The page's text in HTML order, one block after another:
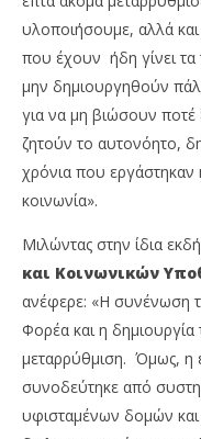
υλοποιήσουμε, αλλά και
που έχουν ήδη γίνει τα
μην δημιουργηθούν
για να μη βιώσουν ποτέ
ζητούν το αυτονόητο,
χρόνια που εργάστηκαν
κοινωνία».
Μιλώντας στην ίδια
και Κοινωνικών
ανέφερε: «Η συνένωση
Φορέα και η
μεταρρύθμιση. Όμως, η
συνοδεύτηκε από
υφισταμένων δομών